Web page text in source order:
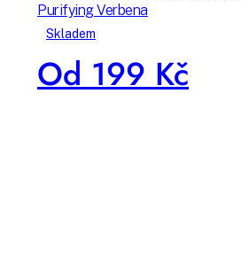
Purifying Verbena
Skladem
Od 199 Kč